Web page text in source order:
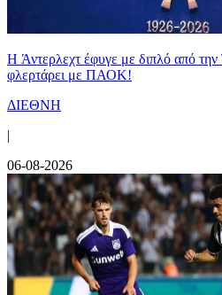
H Άντερλεχτ έφυγε με διπλό από
φλερτάρει με ΠΑΟΚ!
ΔΙΕΘΝΗ
|
06-08-2026